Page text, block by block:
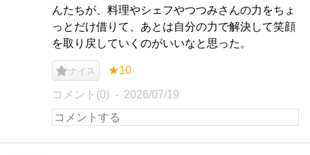
んたちが、料理やシェフやつつみさんの力をちょ
っとだけ借りて、あとは自分の力で解決して笑顔
を取り戻していくのがいいなと思った。
ナイス ★10
コメント(0) 2026/07/19